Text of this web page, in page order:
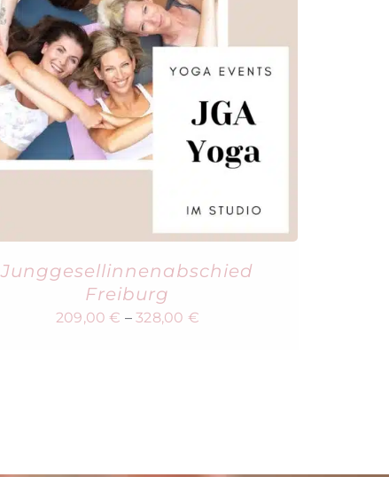
DIESES
PRODUKT
WEIST
MEHRERE
DIE
DER
GEWÄHLT
WERDEN
Junggesellinnenabschied
Freiburg
209,00€ –328,00 €